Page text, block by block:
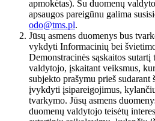
apmokėtas). Su duomenų
apsaugos pareigūnu galima
odo@tms.pl.
Jūsų asmens duomenys bus
vykdyti Informacinių bei
Demonstracinės sąskaitos
valdytojo, įskaitant veiksmus,
subjekto prašymu prieš sudarant
įvykdyti įsipareigojimus,
tvarkymo. Jūsų asmens
duomenų valdytojo teisėtų